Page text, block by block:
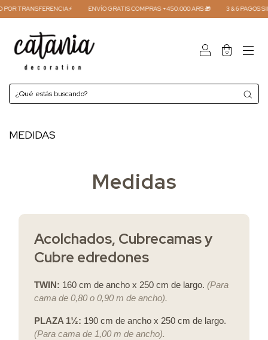
TRANSFERENCIA⚡ ENVÍO GRATIS COMPRAS +450.000 ARS 🎁 3 & 6 PAGOS
0
MEDIDAS
Medidas
Acolchados, Cubrecamas y
Cubre edredones
TWIN: 160 cm de ancho x 250 cm de largo. (Para
cama de 0,80 o 0,90 m de ancho).
PLAZA 1½: 190 cm de ancho x 250 cm de largo.
(Para cama de 1,00 m de ancho).